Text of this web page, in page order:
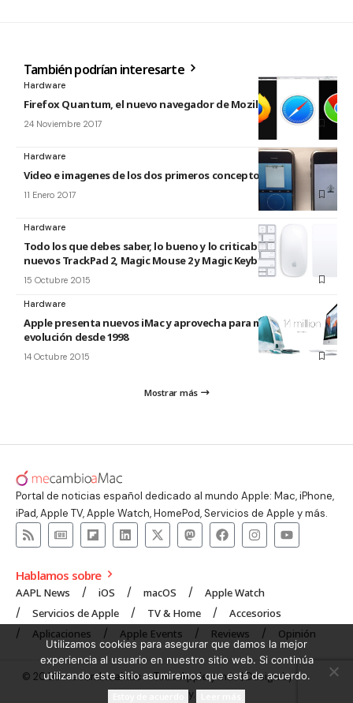
También podrían interesarte
Hardware
Firefox Quantum, el nuevo navegador de Mozilla
24 Noviembre 2017
Hardware
Video e imagenes de los dos primeros conceptos del iPhone
11 Enero 2017
Hardware
Todo los que debes saber, lo bueno y lo criticable, de los
nuevos TrackPad 2, Magic Mouse 2 y Magic Keyboard
15 Octubre 2015
Hardware
Apple presenta nuevos iMac y aprovecha para mostrar su
evolución desde 1998
14 Octubre 2015
Mostrar más
Portal de noticias español dedicado al mundo Apple: Mac, iPhone,
iPad, Apple TV, Apple Watch, HomePod, Servicios de Apple y más.
Hablamos sobre
AAPL News iOS macOS
Apple Watch
Servicios de Apple
TV & Home
Accesorios
Aplicaciones
Apple Events Reviews Opinión
© 2008 mecambioaMac – Todo Apple y más | Design byUNXON
Agency.
Utilizamos cookies para asegurar que damos la mejor
experiencia al usuario en nuestro sitio web. Si continúa
utilizando este sitio asumiremos que está de acuerdo.